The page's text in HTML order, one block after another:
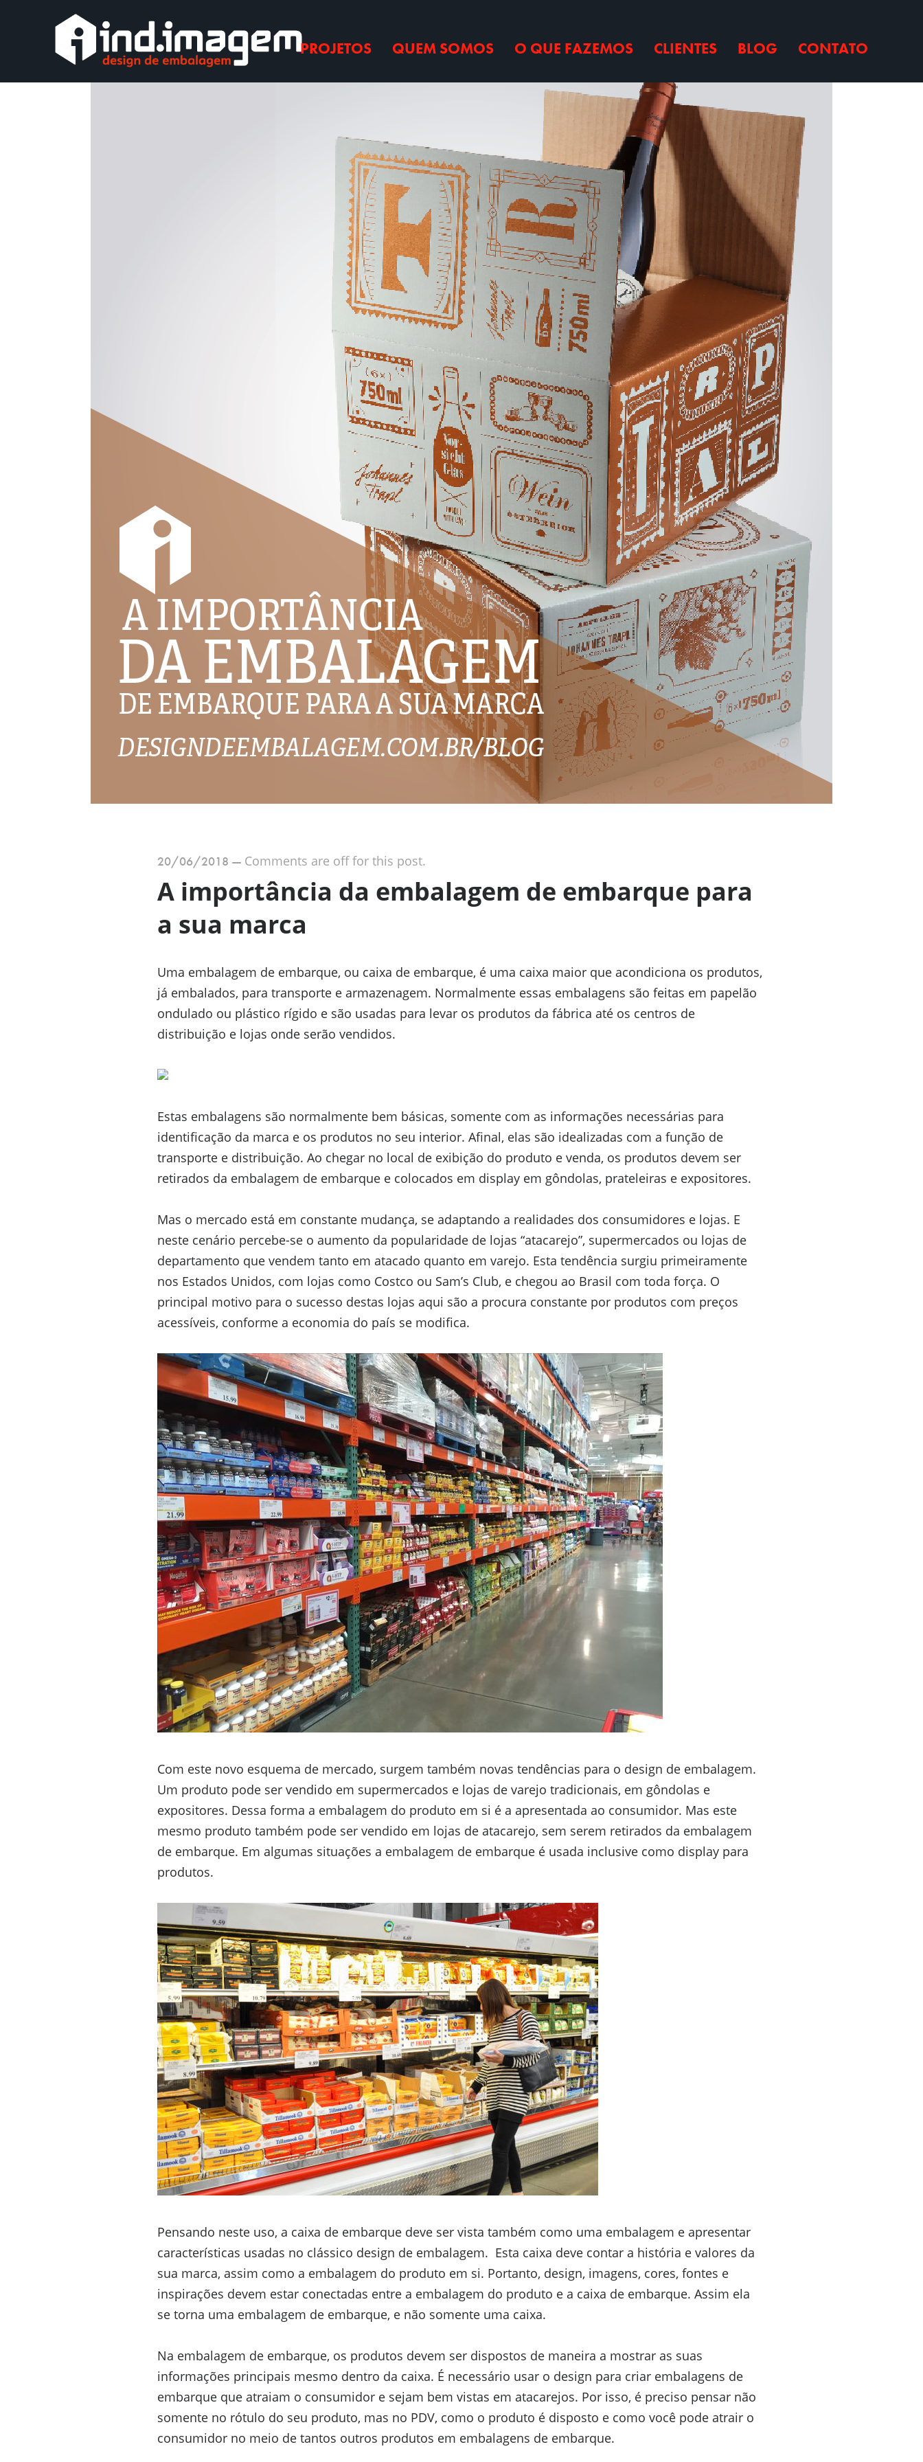
PROJETOS QUEM SOMOS O QUE FAZEMOS CLIENTES BLOG CONTATO
20/06/2018 — Comments are off for this post.
A importância da embalagem de embarque para
a sua marca
Uma embalagem de embarque, ou caixa de embarque, é uma caixa maior que acondiciona os produtos,
já embalados, para transporte e armazenagem. Normalmente essas embalagens são feitas em papelão
ondulado ou plástico rígido e são usadas para levar os produtos da fábrica até os centros de
distribuição e lojas onde serão vendidos.
Estas embalagens são normalmente bem básicas, somente com as informações necessárias para
identificação da marca e os produtos no seu interior. Afinal, elas são idealizadas com a função de
transporte e distribuição. Ao chegar no local de exibição do produto e venda, os produtos devem ser
retirados da embalagem de embarque e colocados em display em gôndolas, prateleiras e expositores.
Mas o mercado está em constante mudança, se adaptando a realidades dos consumidores e lojas. E
neste cenário percebe-se o aumento da popularidade de lojas “atacarejo”, supermercados ou lojas de
departamento que vendem tanto em atacado quanto em varejo. Esta tendência surgiu primeiramente
nos Estados Unidos, com lojas como Costco ou Sam’s Club, e chegou ao Brasil com toda força. O
principal motivo para o sucesso destas lojas aqui são a procura constante por produtos com preços
acessíveis, conforme a economia do país se modifica.
Com este novo esquema de mercado, surgem também novas tendências para o design de embalagem.
Um produto pode ser vendido em supermercados e lojas de varejo tradicionais, em gôndolas e
expositores. Dessa forma a embalagem do produto em si é a apresentada ao consumidor. Mas este
mesmo produto também pode ser vendido em lojas de atacarejo, sem serem retirados da embalagem
de embarque. Em algumas situações a embalagem de embarque é usada inclusive como display para
produtos.
Pensando neste uso, a caixa de embarque deve ser vista também como uma embalagem e apresentar
características usadas no clássico design de embalagem. Esta caixa deve contar a história e valores da
sua marca, assim como a embalagem do produto em si. Portanto, design, imagens, cores, fontes e
inspirações devem estar conectadas entre a embalagem do produto e a caixa de embarque. Assim ela
se torna uma embalagem de embarque, e não somente uma caixa.
Na embalagem de embarque, os produtos devem ser dispostos de maneira a mostrar as suas
informações principais mesmo dentro da caixa. É necessário usar o design para criar embalagens de
embarque que atraiam o consumidor e sejam bem vistas em atacarejos. Por isso, é preciso pensar não
somente no rótulo do seu produto, mas no PDV, como o produto é disposto e como você pode atrair o
consumidor no meio de tantos outros produtos em embalagens de embarque.